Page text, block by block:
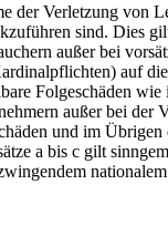
der Verletzung von
sind. Dies
außer bei
auf
Folgeschäden wie
außer bei der
und im
a bis c gilt